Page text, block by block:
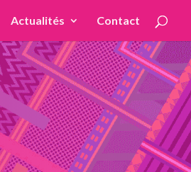
Actualités Contact